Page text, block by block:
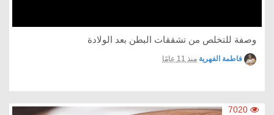
وصفة للتخلص من تشققات البطن بعد الولادة
فاطمة الفهرية منذ 11 عامًا
7020